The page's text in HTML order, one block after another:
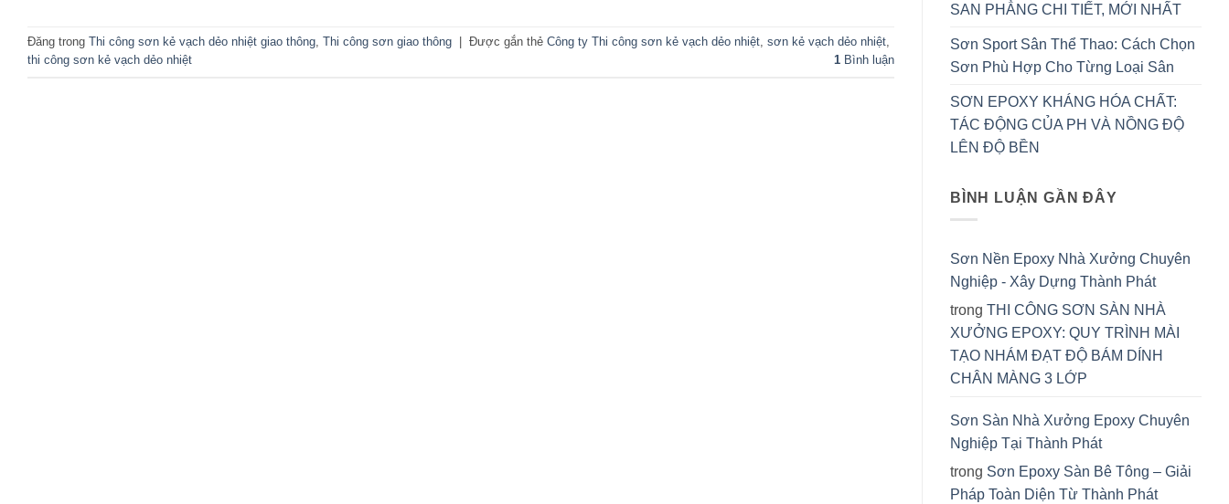
Đăng trong Thi công sơn kẻ vạch dẻo nhiệt giao thông, Thi công sơn giao thông Được gắn thẻ Công ty Thi công sơn kẻ vạch dẻo nhiệt, sơn kẻ vạch dẻo nhiệt,
thi công sơn kẻ vạch dẻo nhiệt
1 Bình luận
SAN PHẲNG CHI TIẾT, MỚI NHẤT
Sơn Sport Sân Thể Thao: Cách Chọn
Sơn Phù Hợp Cho Từng Loại Sân
SƠN EPOXY KHÁNG HÓA CHẤT:
TÁC ĐỘNG CỦA PH VÀ NỒNG ĐỘ
LÊN ĐỘ BỀN
BÌNH LUẬN GẦN ĐÂY
Sơn Nền Epoxy Nhà Xưởng Chuyên
Nghiệp - Xây Dựng Thành Phát
trong THI CÔNG SƠN SÀN NHÀ
XƯỞNG EPOXY: QUY TRÌNH MÀI
TẠO NHÁM ĐẠT ĐỘ BÁM DÍNH
CHÂN MÀNG 3 LỚP
Sơn Sàn Nhà Xưởng Epoxy Chuyên
Nghiệp Tại Thành Phát
trong Sơn Epoxy Sàn Bê Tông – Giải
Pháp Toàn Diện Từ Thành Phát